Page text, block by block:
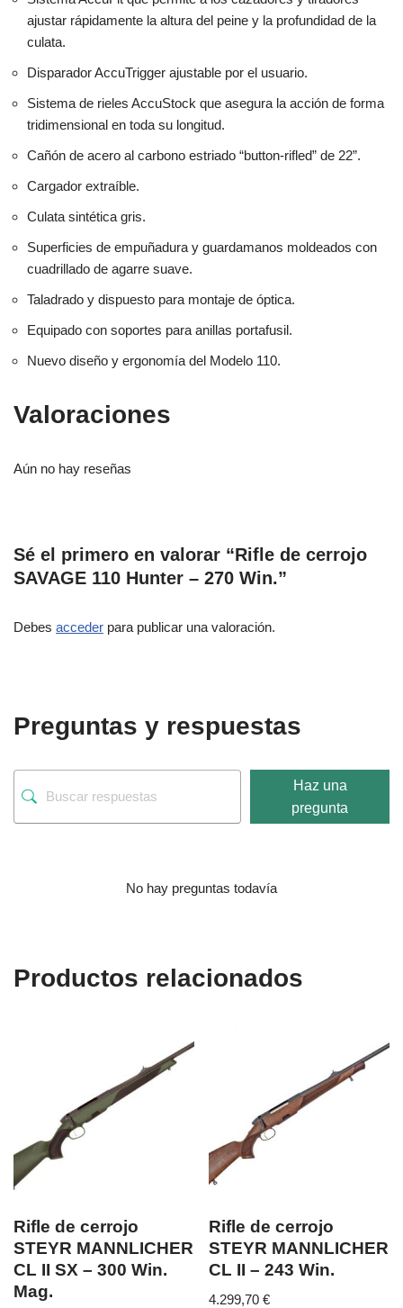
ajustar rápidamente la altura del peine y la profundidad de la
culata.
Disparador AccuTrigger ajustable por el usuario.
Sistema de rieles AccuStock que asegura la acción de forma
tridimensional en toda su longitud.
Cañón de acero al carbono estriado “button-rifled” de 22”.
Cargador extraíble.
Culata sintética gris.
Superficies de empuñadura y guardamanos moldeados con
cuadrillado de agarre suave.
Taladrado y dispuesto para montaje de óptica.
Equipado con soportes para anillas portafusil.
Nuevo diseño y ergonomía del Modelo 110.
Valoraciones
Aún no hay reseñas
Sé el primero en valorar “Rifle de cerrojo
SAVAGE 110 Hunter – 270 Win.”
Debes acceder para publicar una valoración.
Preguntas y respuestas
Haz una
pregunta
No hay preguntas todavía
Productos relacionados
Rifle de cerrojo
STEYR MANNLICHER
CL II SX – 300 Win.
Mag.
Rifle de cerrojo
STEYR MANNLICHER
CL II – 243 Win.
4.299,70€